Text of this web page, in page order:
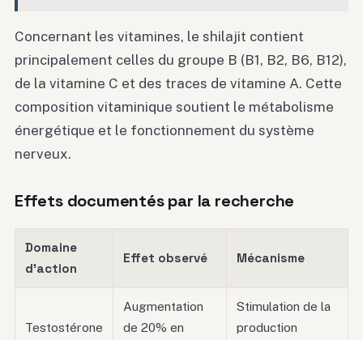
Concernant les vitamines, le shilajit contient
principalement celles du groupe B (B1, B2, B6, B12),
de la vitamine C et des traces de vitamine A. Cette
composition vitaminique soutient le métabolisme
énergétique et le fonctionnement du système
nerveux.
Effets documentés par la recherche
Domaine
d’action
Effet observé Mécanisme
Testostérone
Augmentation
de 20% en
Stimulation de la
production